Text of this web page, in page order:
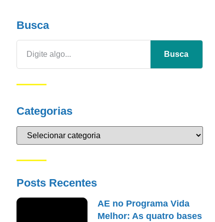
Busca
Busca
Categorias
Posts Recentes
AE no Programa Vida
Melhor: As quatro bases